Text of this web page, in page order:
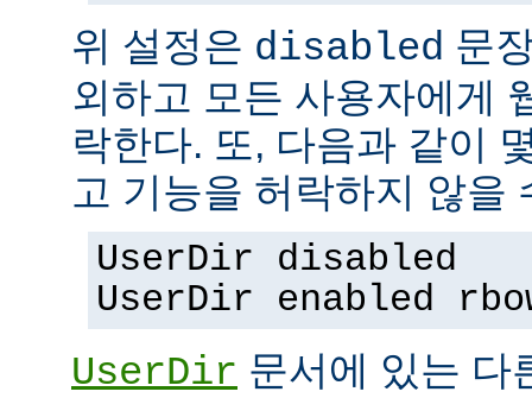
위 설정은 disabled 문
외하고 모든 사용자에게
락한다. 또, 다음과 같이
고 기능을 허락하지 않을
UserDir disabled
UserDir enabled
UserDir 문서에 있는 다